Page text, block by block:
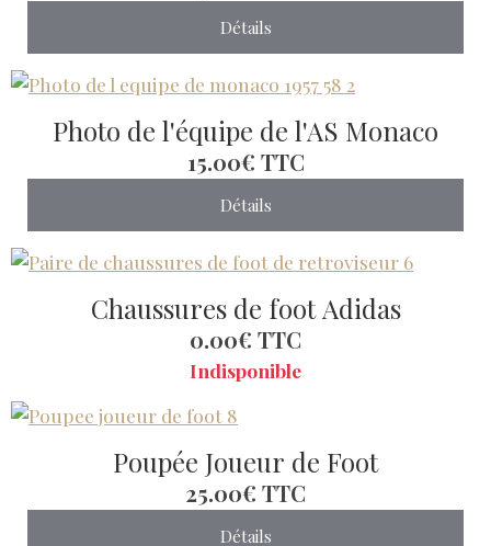
Détails
Photo de l'équipe de l'AS Monaco
15.00€ TTC
Détails
Chaussures de foot Adidas
0.00€ TTC
Indisponible
Poupée Joueur de Foot
25.00€ TTC
Détails